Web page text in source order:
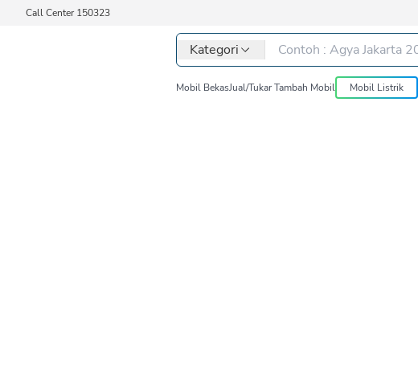
Call Center 150323
Kategori
Mobil BekasJual/Tukar Tambah Mobil Mobil Listrik